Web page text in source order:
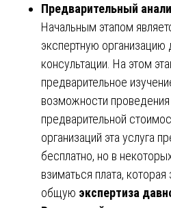
Предварительный
Начальным этапом
экспертную организацию
консультации. На этом
предварительное
возможности
предварительной
организаций эта услуга
бесплатно, но в
взиматься плата,
общую экспертиза